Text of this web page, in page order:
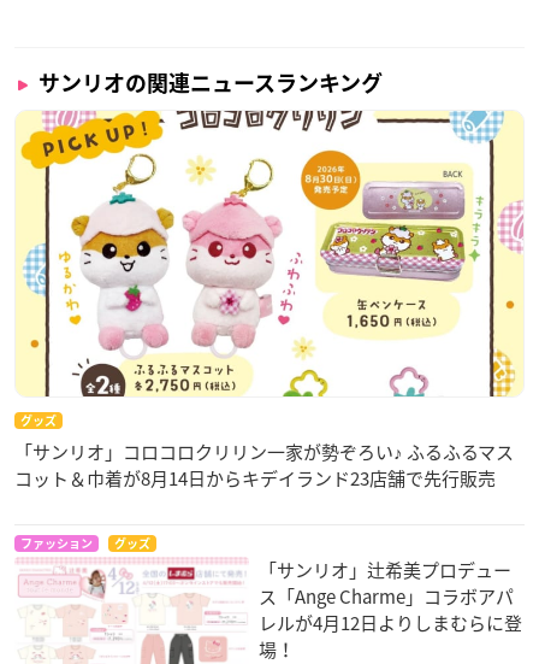
サンリオの関連ニュースランキング
グッズ
「サンリオ」コロコロクリリン一家が勢ぞろい♪ ふるふるマス
コット＆巾着が8月14日からキデイランド23店舗で先行販売
ファッション グッズ
「サンリオ」辻希美プロデュー
ス「Ange Charme」コラボアパ
レルが4月12日よりしまむらに登
場！